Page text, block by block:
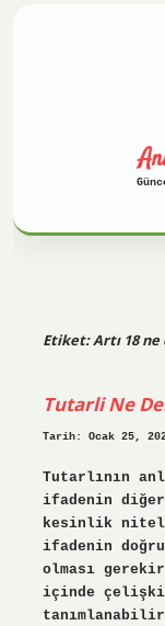
Etiket:Artı 18
Tutarli Ne
Tarih: Ocak 25,
Tutarlının
ifadenin
kesinlik
ifadenin
olması
içinde çelişki